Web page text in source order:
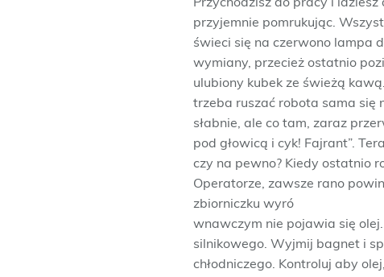
Przychodzisz do pracy i
przyjemnie pomrukując.
świeci się na czerwono lampa
wymiany, przecież ostatnio
ulubiony kubek ze świeżą
trzeba ruszać robota sama się
słabnie, ale co tam, zaraz
pod głowicą i cyk! Fajrant”.
czy na pewno? Kiedy ostatnio
Operatorze, zawsze rano
zbiorniczku wyró
wnawczym nie pojawia się
silnikowego. Wyjmij bagnet i
chłodniczego. Kontroluj aby